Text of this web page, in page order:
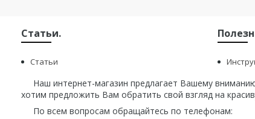
Статьи.
Статьи
Наш интернет-магазин предлагает Вашему
хотим предложить Вам обратить свой взгляд на
По всем вопросам обращайтесь по телефонам: